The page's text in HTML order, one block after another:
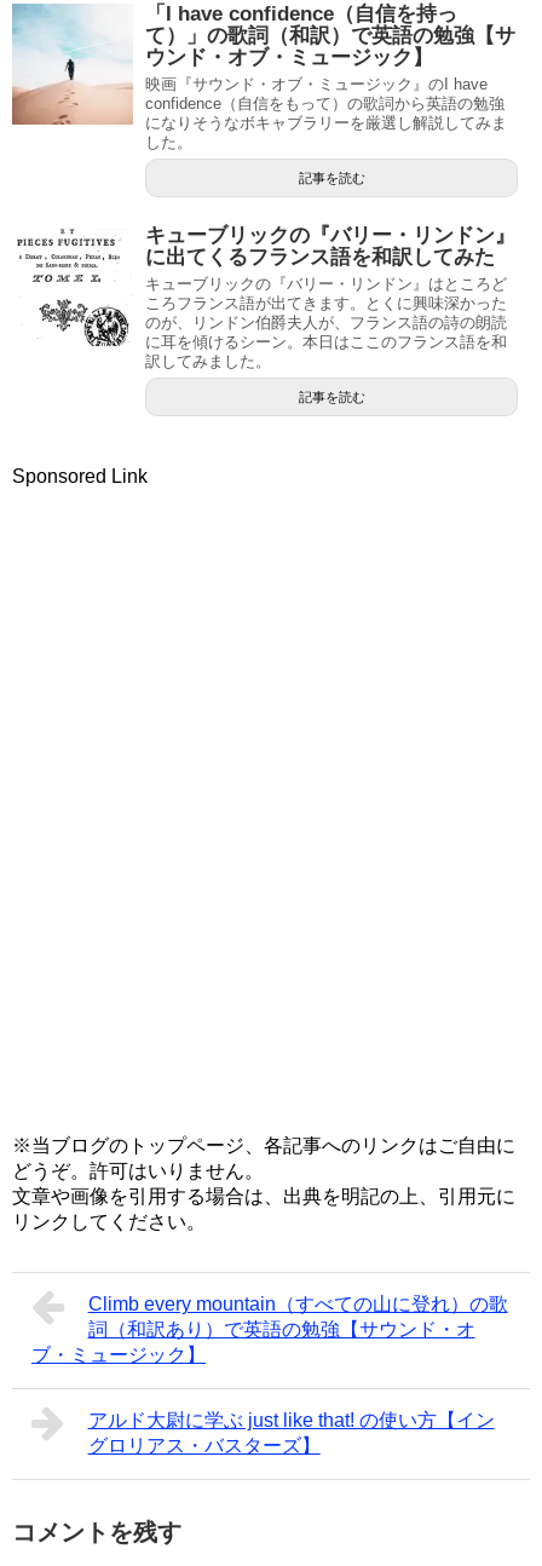
「I have confidence（自信を持っ
て）」の歌詞（和訳）で英語の勉強【サ
ウンド・オブ・ミュージック】
映画『サウンド・オブ・ミュージック』のI have
confidence（自信をもって）の歌詞から英語の勉強
になりそうなボキャブラリーを厳選し解説してみま
した。
記事を読む
キューブリックの『バリー・リンドン』
に出てくるフランス語を和訳してみた
キューブリックの『バリー・リンドン』はところど
ころフランス語が出てきます。とくに興味深かった
のが、リンドン伯爵夫人が、フランス語の詩の朗読
に耳を傾けるシーン。本日はここのフランス語を和
訳してみました。
記事を読む
Sponsored Link
※当ブログのトップページ、各記事へのリンクはご自由に
どうぞ。許可はいりません。
文章や画像を引用する場合は、出典を明記の上、引用元に
リンクしてください。
Climb every mountain（すべての山に登れ）の歌
詞（和訳あり）で英語の勉強【サウンド・オ
ブ・ミュージック】
アルド大尉に学ぶ just like that! の使い方【イン
グロリアス・バスターズ】
コメントを残す